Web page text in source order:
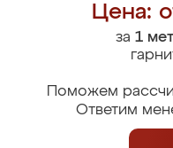
Цена:
за 1
Поможем
Ответим